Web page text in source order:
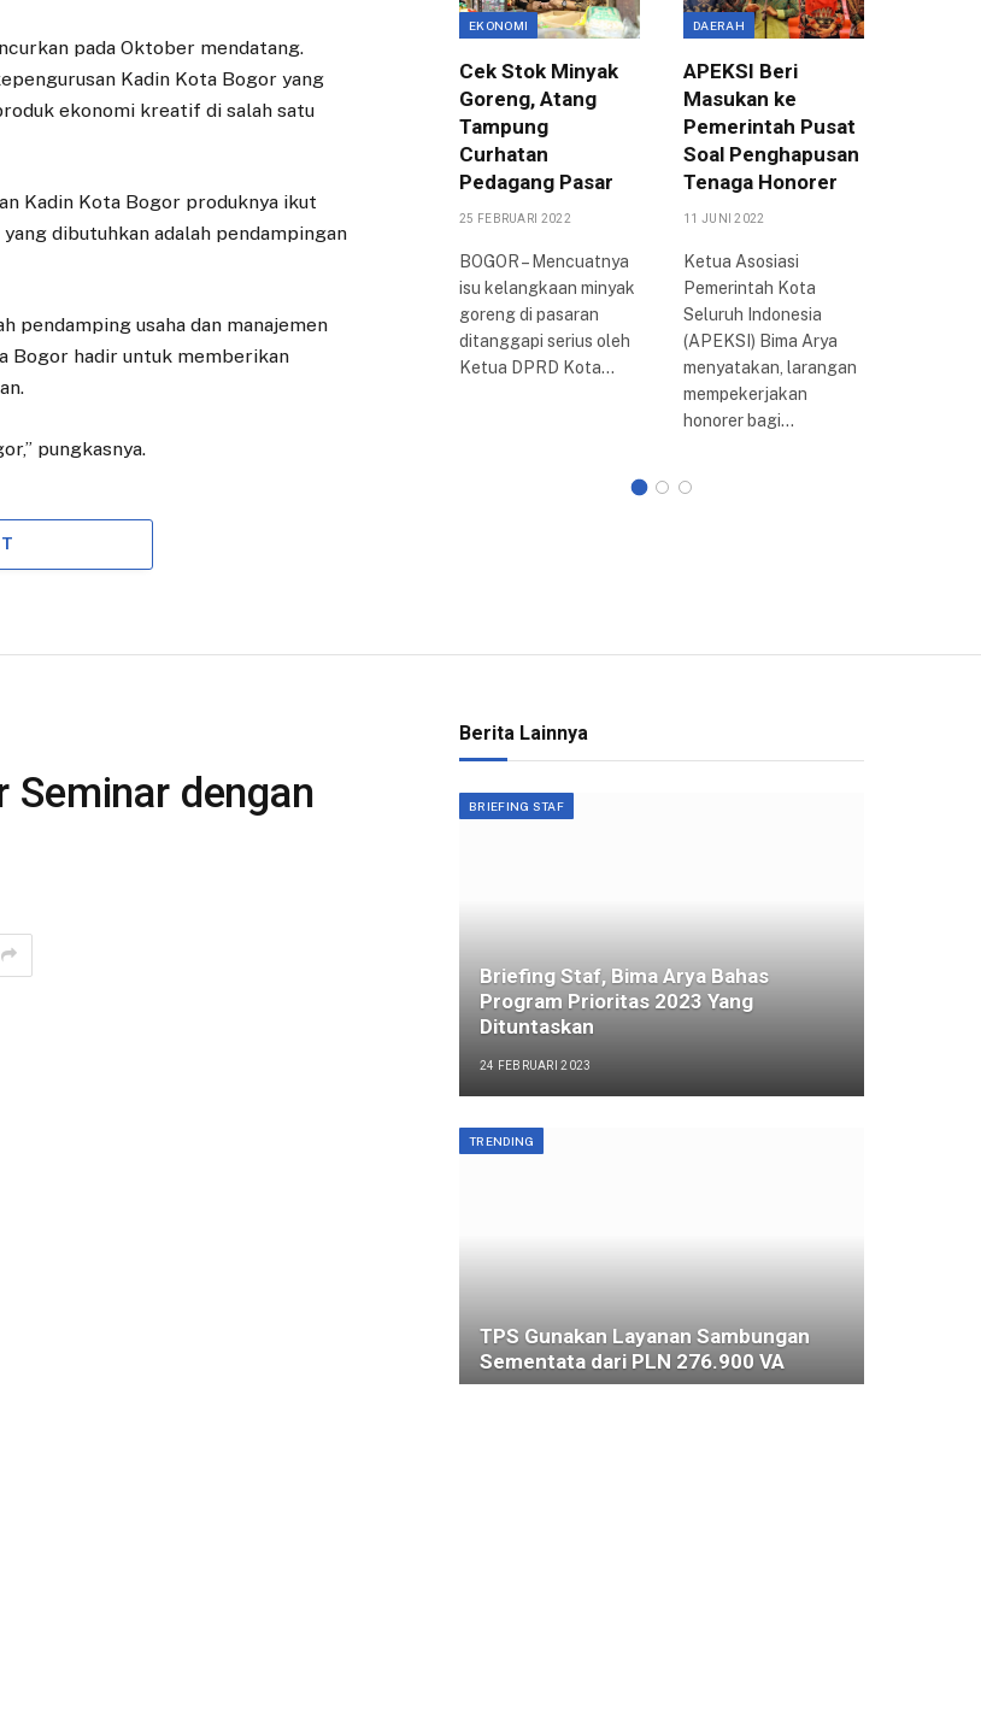
pada Oktober mendatang.
Kadin Kota Bogor yang
ekonomi kreatif di salah satu
Kadin Kota Bogor produknya ikut
dibutuhkan adalah pendampingan
pendamping usaha dan manajemen
Bogor hadir untuk memberikan
pungkasnya.
Adityawarman:
Koperasi Merah
BOGOR – Ketua DPRD
setuju dengan
pendapat Prof.
Lukman M Baga…
Direksi Baru
Dilantik, Perumda
Pengembangan
Bisnis
BOGOR – Wali kota
EKONOMI
Cek Stok Minyak
Goreng, Atang
Tampung
Curhatan
Pedagang Pasar
25 FEBRUARI 2022
BOGOR – Mencuatnya
isu kelangkaan minyak
goreng di pasaran
ditanggapi serius oleh
Ketua DPRD Kota…
DAERAH
APEKSI Beri
Masukan ke
Pemerintah Pusat
Soal Penghapusan
Tenaga Honorer
11 JUNI 2022
Ketua Asosiasi
Pemerintah Kota
Seluruh Indonesia
(APEKSI) Bima Arya
menyatakan, larangan
mempekerjakan
honorer bagi…
Seminar dengan
Berita Lainnya
BRIEFING STAF
Briefing Staf, Bima Arya Bahas
Program Prioritas 2023 Yang
Dituntaskan
24 FEBRUARI 2023
TRENDING
TPS Gunakan Layanan Sambungan
Sementata dari PLN 276.900 VA